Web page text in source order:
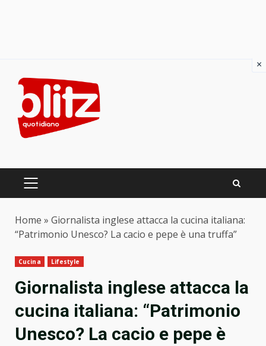
content
PRIMARY
Home » Giornalista inglese attacca la cucina italiana:
“Patrimonio Unesco? La cacio e pepe è una truffa”
Cucina Lifestyle
Giornalista inglese attacca la
cucina italiana: “Patrimonio
Unesco? La cacio e pepe è
×